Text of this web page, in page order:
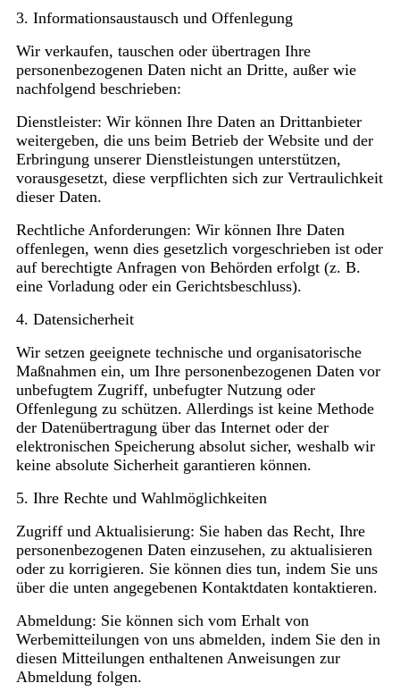
3. Informationsaustausch und Offenlegung
Wir verkaufen, tauschen oder übertragen Ihre
personenbezogenen Daten nicht an Dritte, außer wie
nachfolgend beschrieben:
Dienstleister: Wir können Ihre Daten an Drittanbieter
weitergeben, die uns beim Betrieb der Website und der
Erbringung unserer Dienstleistungen unterstützen,
vorausgesetzt, diese verpflichten sich zur Vertraulichkeit
dieser Daten.
Rechtliche Anforderungen: Wir können Ihre Daten
offenlegen, wenn dies gesetzlich vorgeschrieben ist oder
auf berechtigte Anfragen von Behörden erfolgt (z. B.
eine Vorladung oder ein Gerichtsbeschluss).
4. Datensicherheit
Wir setzen geeignete technische und organisatorische
Maßnahmen ein, um Ihre personenbezogenen Daten vor
unbefugtem Zugriff, unbefugter Nutzung oder
Offenlegung zu schützen. Allerdings ist keine Methode
der Datenübertragung über das Internet oder der
elektronischen Speicherung absolut sicher, weshalb wir
keine absolute Sicherheit garantieren können.
5. Ihre Rechte und Wahlmöglichkeiten
Zugriff und Aktualisierung: Sie haben das Recht, Ihre
personenbezogenen Daten einzusehen, zu aktualisieren
oder zu korrigieren. Sie können dies tun, indem Sie uns
über die unten angegebenen Kontaktdaten kontaktieren.
Abmeldung: Sie können sich vom Erhalt von
Werbemitteilungen von uns abmelden, indem Sie den in
diesen Mitteilungen enthaltenen Anweisungen zur
Abmeldung folgen.